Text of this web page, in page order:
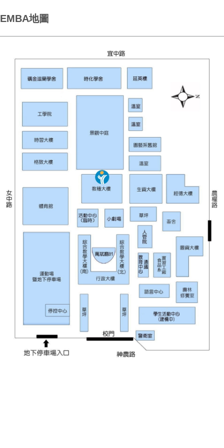
EMBA地圖